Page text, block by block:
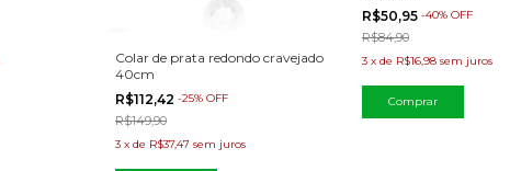
Colar de prata redondo cravejado
40cm
R$112,42 -25% OFF
R$149,90
3 x de R$37,47 sem juros
R$50,95 -40% OFF
R$84,90
3 x de R$16,98 sem juros
Comprar